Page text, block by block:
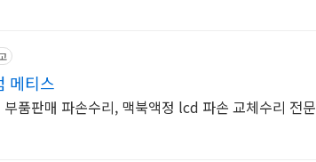
메티스
품판매 파손수리, 맥북액정 lcd 파손 교체수리 전문